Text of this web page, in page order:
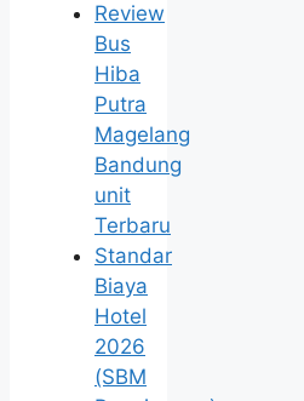
Review
Bus
Hiba
Putra
Magelang
Bandung
unit
Terbaru
Standar
Biaya
Hotel
2026
(SBM